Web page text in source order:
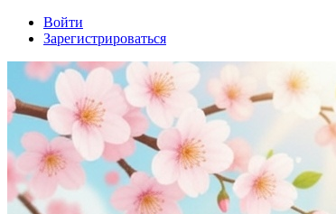
Войти
Зарегистрироваться